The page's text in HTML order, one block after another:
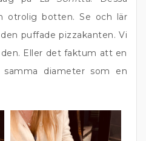
otrolig botten. Se och lär
puffade pizzakanten. Vi
Eller det faktum att en
diameter som en